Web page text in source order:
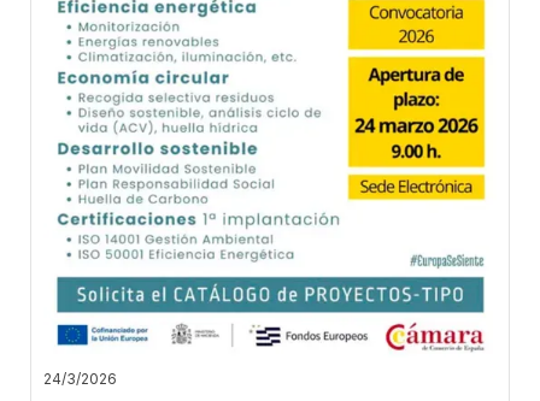
24/3/2026